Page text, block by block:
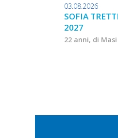
03.08.2026
SOFIA
2027
22 anni, di